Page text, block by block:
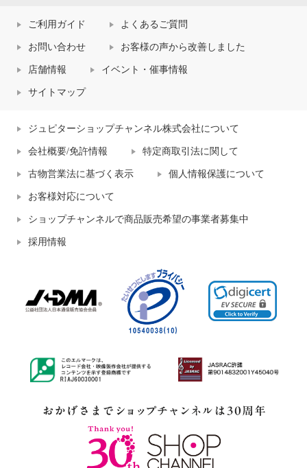
ご利用ガイド よくあるご質問
お問い合わせ お客様の声から改善しました
店舗情報 イベント・催事情報
サイトマップ
ジュピターショップチャンネル株式会社について
会社概要/免許情報 特定商取引法に関して
古物営業法に基づく表示 個人情報保護について
お客様対応について
ショップチャンネルで商品販売希望の事業者募集中
採用情報